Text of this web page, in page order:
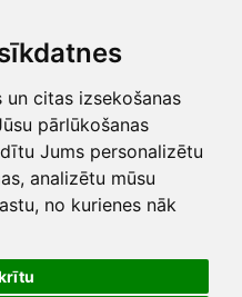
citas izsekošanas
pārlūkošanas
Jums personalizētu
analizētu mūsu
no kurienes nāk